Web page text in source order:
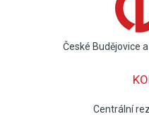
České Budějovice
Centrální